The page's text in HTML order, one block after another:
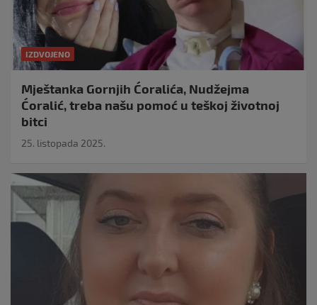
IZDVOJENO
Mještanka Gornjih Ćoralića, Nudžejma
Ćoralić, treba našu pomoć u teškoj životnoj
bitci
25. listopada 2025.